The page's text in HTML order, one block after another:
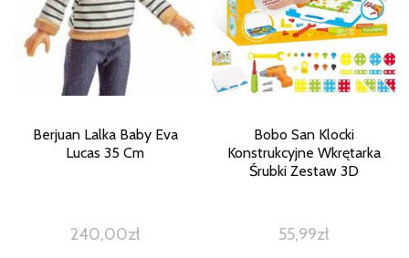
Berjuan Lalka Baby Eva
Lucas 35 Cm
240,00zł
Bobo San Klocki
Konstrukcyjne Wkrętarka
Śrubki Zestaw 3D
55,99zł